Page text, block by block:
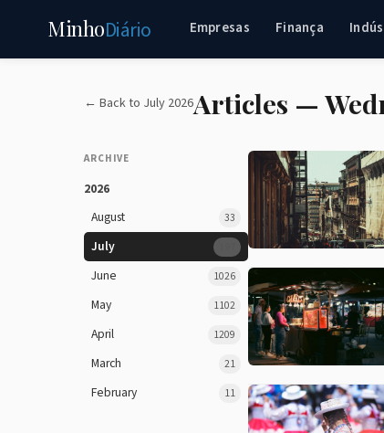
MinhoDiário Empresas Finança
← Back to July 2026Articles —
ARCHIVE
2026
August 33
July
June 1026
May 1102
April 1209
March 21
February 11